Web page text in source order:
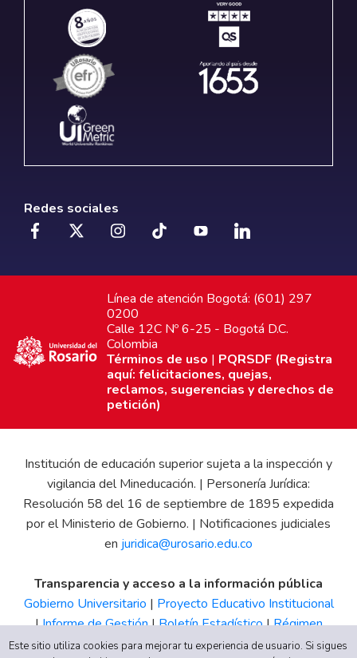
Redes sociales
Línea de atención Bogotá: (601) 297
0200
Calle 12C Nº 6-25 - Bogotá D.C.
Colombia
Términos de uso | PQRSDF (Registra
aquí: felicitaciones, quejas,
reclamos, sugerencias y derechos de
petición)
Institución de educación superior sujeta a la inspección y
vigilancia del Mineducación. | Personería Jurídica:
Resolución 58 del 16 de septiembre de 1895 expedida
por el Ministerio de Gobierno. | Notificaciones judiciales
en juridica@urosario.edu.co
Transparencia y acceso a la información pública
Gobierno Universitario | Proyecto Educativo Institucional
|Informe de Gestión|Boletín Estadístico|Régimen
Tributario|Estados Financieros |Código de Ética| Canal
Este sitio utiliza cookies para mejorar tu experiencia de usuario. Si sigues